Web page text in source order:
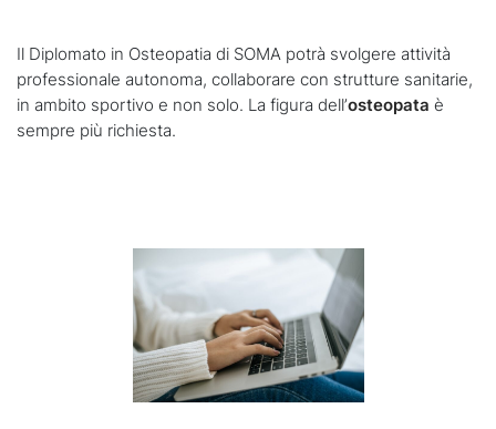
Il Diplomato in Osteopatia di SOMA potrà svolgere attività
professionale autonoma, collaborare con strutture sanitarie,
in ambito sportivo e non solo. La figura dell’osteopata è
sempre più richiesta.